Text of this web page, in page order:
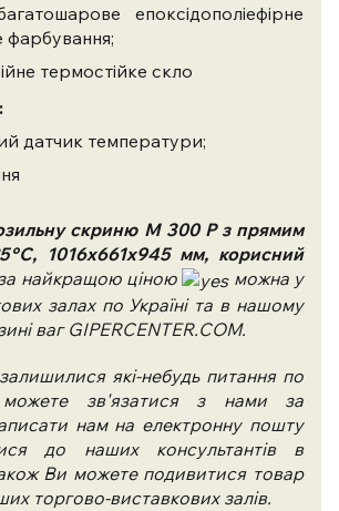
епоксідополіефірне
термостійке скло
датчик температури;
скриню M 300 P з прямим
1016х661х945 мм, корисний
найкращою ціною
можна у
залах по Україні та в нашому
ваг GIPERCENTER.COM.
які-небудь питання по
зв'язатися з нами за
нам на електронну пошту
до наших консультантів в
Ви можете подивитися товар
торгово-виставкових залів.